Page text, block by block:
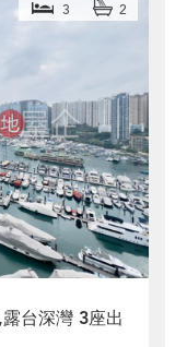
台深灣 3座出
3 2